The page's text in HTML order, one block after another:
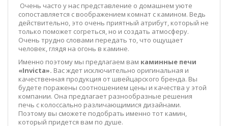
Очень часто у нас представление о домашнем уюте
сопоставляется с воображением комнат с камином. Ведь
действительно, это очень приятный атрибут, который не
только поможет согреться, но и создать атмосферу.
Очень трудно словами передать то, что ощущает
человек, глядя на огонь в камине.
Именно поэтому мы предлагаем вам каминные печи
«Invicta». Вас ждет исключительно оригинальная и
качественная продукция от швейцарского бренда. Вы
будете поражены соотношением цены и качества у этой
компании. Она предлагает разнообразные решения
печь с колоссально различающимися дизайнами.
Поэтому вы сможете подобрать именно тот камин,
который придется вам по душе.